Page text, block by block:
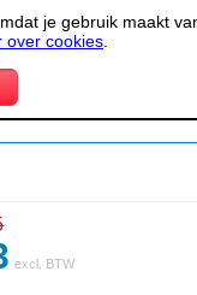
je gebruik maakt
over cookies
excl. BTW